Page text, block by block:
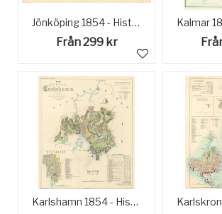
Jönköping 1854 - Historisk karta
Från 299 kr
Karlshamn 1854 - Historisk Karta